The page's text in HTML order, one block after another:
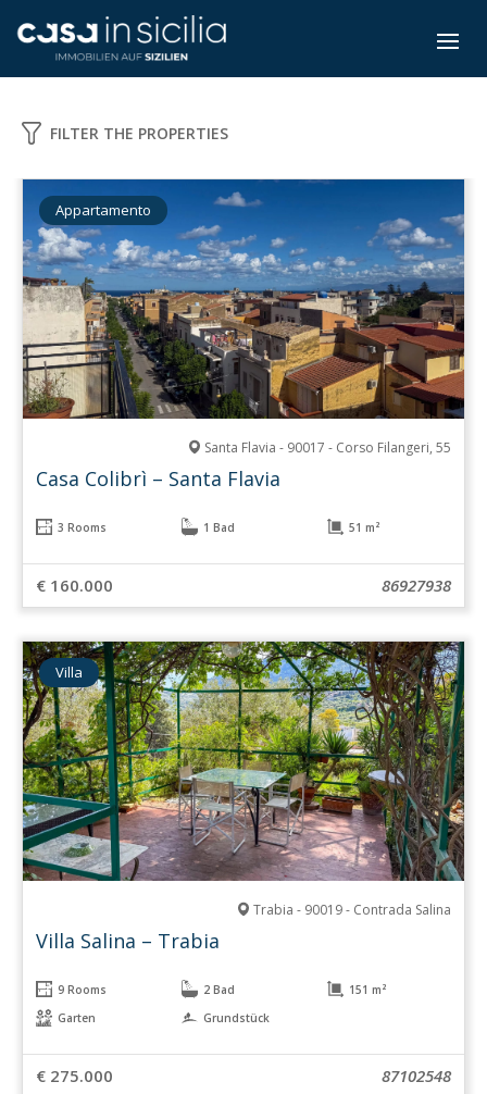
FILTER THE PROPERTIES
Appartamento
Santa Flavia - 90017 - Corso Filangeri, 55
Casa Colibrì – Santa Flavia
3 Rooms 1 Bad 51 m²
€ 160.000 86927938
Villa
Trabia - 90019 - Contrada Salina
Villa Salina – Trabia
9 Rooms 2 Bad
151 m²
Garten
Grundstück
€ 275.000 87102548